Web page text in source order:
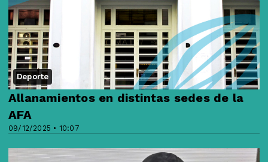
Deporte
09/12/2025 • 10:07
Allanamientos en distintas sedes de la
AFA